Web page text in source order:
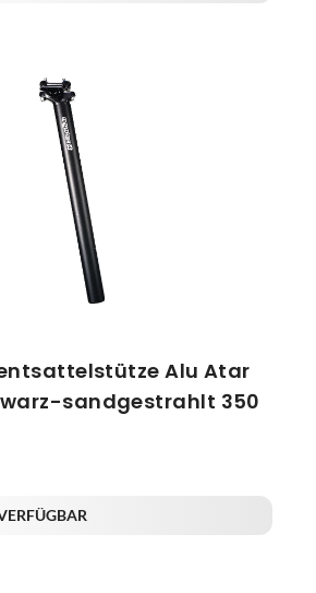
Alu Atar
sandgestrahlt 350